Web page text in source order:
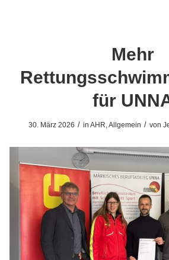
Mehr
für
30. März 2026 / in AHR,Allgemein / von